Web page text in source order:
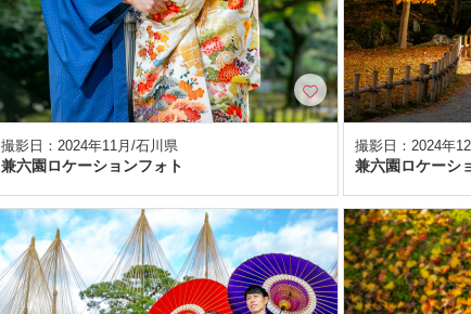
撮影日：2024年11月/石川県
兼六園ロケーションフォト
撮影日：2024年
兼六園ロケーシ